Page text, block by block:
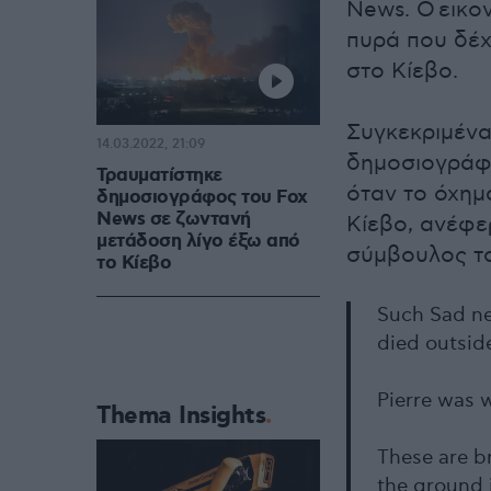
News. Ο
πυρά που
στο Κίεβο.
όταν το
Κίεβο,
σύμβουλος
Such Sad
died
Pierre was
These are
the ground
Τραυματίστηκε
δημοσιογράφος του Fox
News σε ζωντανή
μετάδοση λίγο έξω από
το Κίεβο
14.03.2022, 21:09
Thema Insights